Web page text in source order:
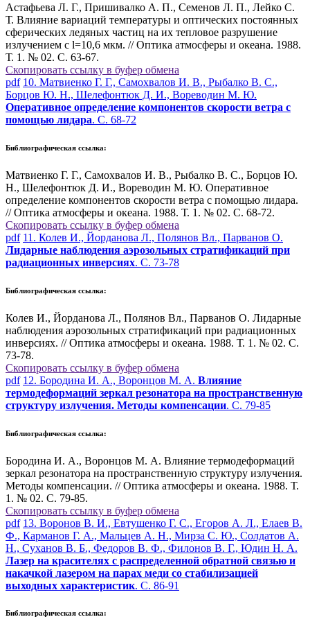
Астафьева Л. Г., Пришивалко А. П., Семенов Л. П., Лейко С.
Т. Влияние вариаций температуры и оптических постоянных
сферических ледяных частиц на их тепловое разрушение
излучением с l=10,6 мкм. // Оптика атмосферы и океана. 1988.
Т. 1. № 02. С. 63-67.
Скопировать ссылку в буфер обмена
pdf 10. Матвиенко Г. Г., Самохвалов И. В., Рыбалко В. С.,
Борцов Ю. Н., Шелефонтюк Д. И., Вореводин М. Ю.
Оперативное определение компонентов скорости ветра с
помощью лидара. С. 68-72
Библиографическая ссылка:
Матвиенко Г. Г., Самохвалов И. В., Рыбалко В. С., Борцов Ю.
Н., Шелефонтюк Д. И., Вореводин М. Ю. Оперативное
определение компонентов скорости ветра с помощью лидара.
// Оптика атмосферы и океана. 1988. Т. 1. № 02. С. 68-72.
Скопировать ссылку в буфер обмена
pdf 11. Колев И., Йорданова Л., Полянов Вл., Парванов О.
Лидарные наблюдения аэрозольных стратификаций при
радиационных инверсиях. С. 73-78
Библиографическая ссылка:
Колев И., Йорданова Л., Полянов Вл., Парванов О. Лидарные
наблюдения аэрозольных стратификаций при радиационных
инверсиях. // Оптика атмосферы и океана. 1988. Т. 1. № 02. С.
73-78.
Скопировать ссылку в буфер обмена
pdf 12. Бородина И. А., Воронцов М. А. Влияние
термодеформаций зеркал резонатора на пространственную
структуру излучения. Методы компенсации. С. 79-85
Библиографическая ссылка:
Бородина И. А., Воронцов М. А. Влияние термодеформаций
зеркал резонатора на пространственную структуру излучения.
Методы компенсации. // Оптика атмосферы и океана. 1988. Т.
1. № 02. С. 79-85.
Скопировать ссылку в буфер обмена
pdf 13. Воронов В. И., Евтушенко Г. С., Егоров А. Л., Елаев В.
Ф., Карманов Г. А., Мальцев А. Н., Мирза С. Ю., Солдатов А.
Н., Суханов В. Б., Федоров В. Ф., Филонов В. Г., Юдин Н. А.
Лазер на красителях с распределенной обратной связью и
накачкой лазером на парах меди со стабилизацией
выходных характеристик. С. 86-91
Библиографическая ссылка: